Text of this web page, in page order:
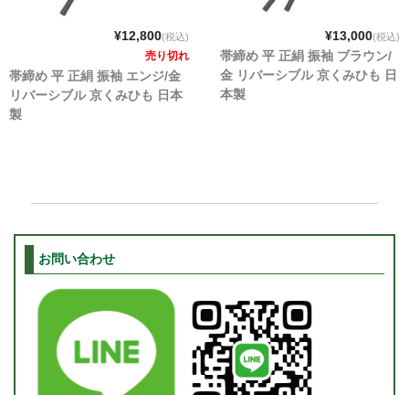
¥12,800(税込)
売り切れ
帯締め 平 正絹 振袖 エンジ/金
リバーシブル 京くみひも 日本
製
¥13,000(税込)
帯締め 平 正絹 振袖 ブラウン/
金 リバーシブル 京くみひも 日
本製
お問い合わせ